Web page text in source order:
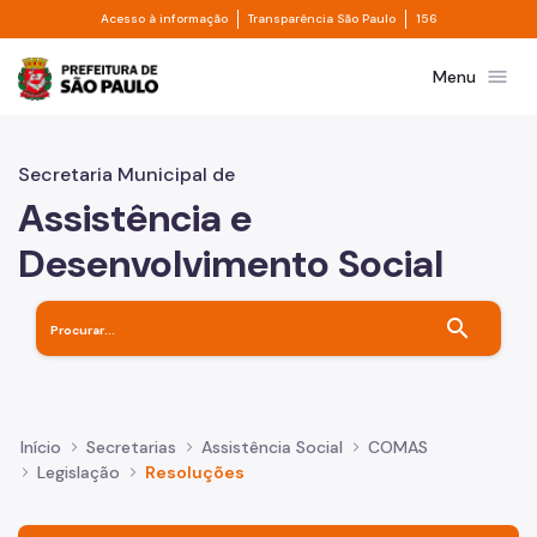
Pular para o Conteúdo principal
Acesso à informação Divisor de acesso à informação
Transparência São Paulo Divisor de
156
Prefeitura de São PauloMenu menu
Secretaria Municipal de
Assistência e
Desenvolvimento Social
search
Início Secretarias Assistência Social
COMAS
Legislação
Resoluções